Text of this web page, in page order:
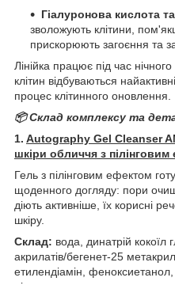
Гіалуронова кислота
зволожують клітини,
прискорюють загоєння та
Лінійка працює під час
клітин відбуваються
процес клітинного оновлення.
📦 Склад комплексу та
1. Autography Gel Cleanser
шкіри обличчя з
Гель з пілінговим ефектом
щоденного догляду: пори
діють активніше, їх корисні
шкіру.
Склад: вода, динатрій кокоїл
акрилатів/бегенет-25
етилендіамін,